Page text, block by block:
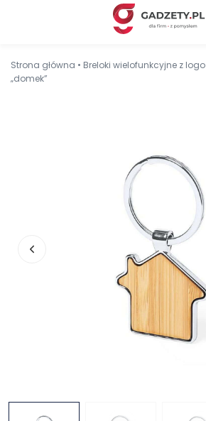
Strona główna • Breloki wielofunkcyjne z logo
„domek”